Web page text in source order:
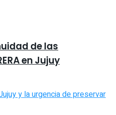
de las
en Jujuy